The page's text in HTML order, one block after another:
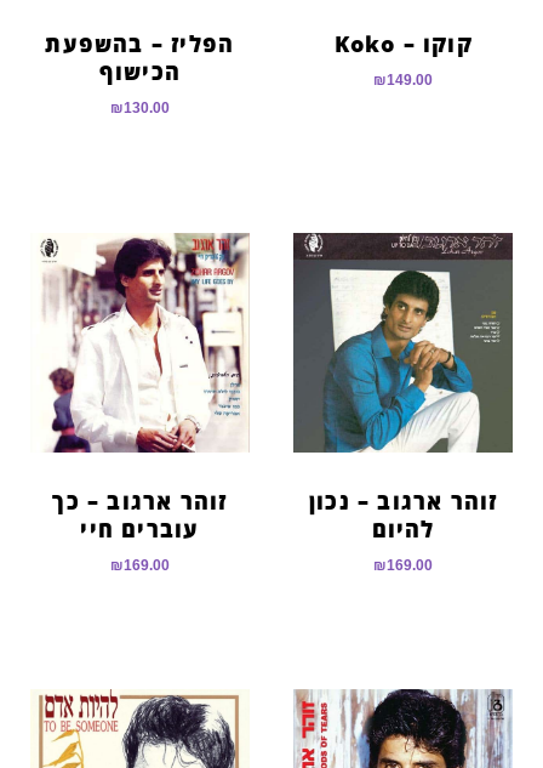
קוקו – Koko
₪149.00
הפליז – בהשפעת
הכישוף
₪130.00
זוהר ארגוב – נכון
להיום
₪169.00
זוהר ארגוב – כך
עוברים חיי
₪169.00